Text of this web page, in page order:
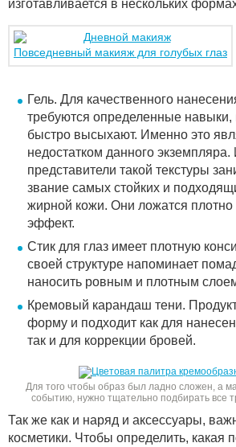
изготавливается в нескольких
Повседневный макияж для голубых глаз
Гель. Для качественного
требуются определенные навыки,
быстро высыхают. Именно это
недостатком данного
представители такой текстуры
звание самых стойких и
жирной кожи. Они ложатся плотно
эффект.
Стик для глаз имеет плотную
своей структуре напоминает
наносить ровным и плотным
Кремовый карандаш тени.
форму и подходит как для
так и для коррекции бровей.
Для того чтобы образ был ладно сложен, а
событию, нужно тщательно подбирать все
Так же как и наряд и аксессуары,
косметики. Чтобы определить, какая